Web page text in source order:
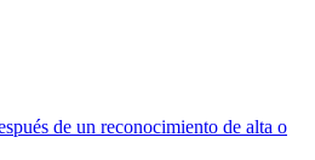
de un reconocimiento de alta o